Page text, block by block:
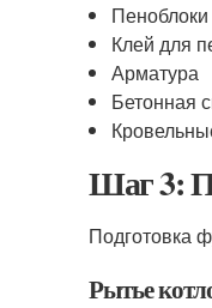
Пеноблоки
Клей для
Арматура
Бетонная
Шаг 3:
Подготовка
Рытье